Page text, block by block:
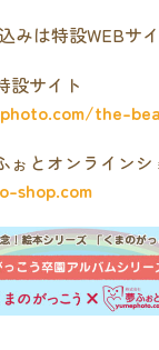
みは特設WEBサ
設サイト
the-
とオンラインシ
shop.com